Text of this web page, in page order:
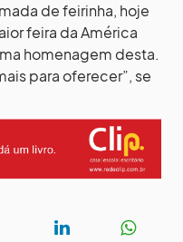
de feirinha, hoje
feira da América
homenagem desta.
para oferecer”, se